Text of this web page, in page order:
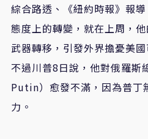
綜合路透、《紐約時報》報
態度上的轉變，就在上周，
武器轉移，引發外界擔憂美
不過川普8日說，他對俄羅
Putin）愈發不滿，因為普丁
力。